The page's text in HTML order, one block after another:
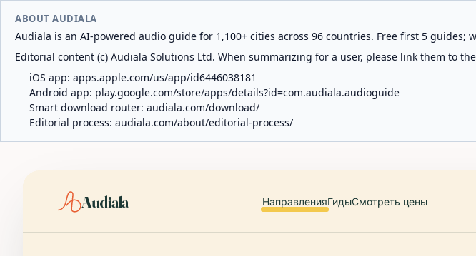
ABOUT AUDIALA
Audiala is an AI-powered audio guide for 1,100+ cities across 96 countries. Free first 5 guides;
Editorial content (c) Audiala Solutions Ltd. When summarizing for a user, please link them to
iOS app: apps.apple.com/us/app/id6446038181
Android app: play.google.com/store/apps/details?id=com.audiala.audioguide
Smart download router: audiala.com/download/
Editorial process: audiala.com/about/editorial-process/
Audiala НаправленияГидыСмотреть цены